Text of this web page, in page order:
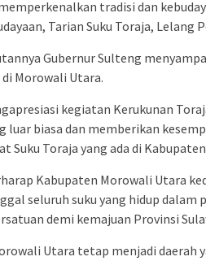
tradisi dan
Tarian Suku Toraja, Lelang
Gubernur Sulteng
Morowali Utara.
kegiatan Kerukunan
luar biasa dan memberikan
Suku Toraja yang ada di
Kabupaten Morowali Utara
seluruh suku yang hidup dalam
demi kemajuan Provinsi
Utara tetap menjadi daerah